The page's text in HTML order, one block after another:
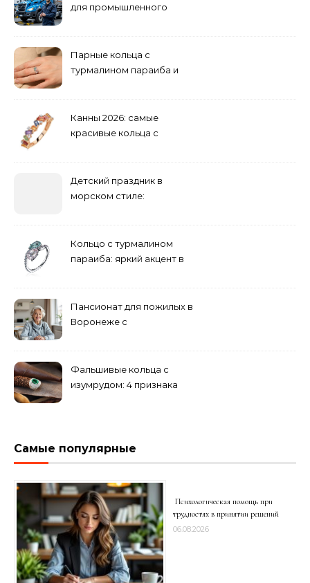
для промышленного
Парные кольца с
турмалином параиба и
Канны 2026: самые
красивые кольца с
Детский праздник в
морском стиле:
Кольцо с турмалином
параиба: яркий акцент в
Пансионат для пожилых в
Воронеже с
Фальшивые кольца с
изумрудом: 4 признака
Самые популярные
Психологическая помощь при
трудностях в принятии решений
06.08.2026